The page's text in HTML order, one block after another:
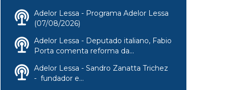
Adelor Lessa - Programa Adelor Lessa
(07/08/2026)
Adelor Lessa - Deputado italiano, Fabio
Porta comenta reforma da...
Adelor Lessa - Sandro Zanatta Trichez
- fundador e...